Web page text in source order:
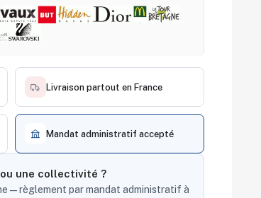
Livraison partout en France
Mandat administratif accepté
une collectivité ?
— règlement par mandat administratif à